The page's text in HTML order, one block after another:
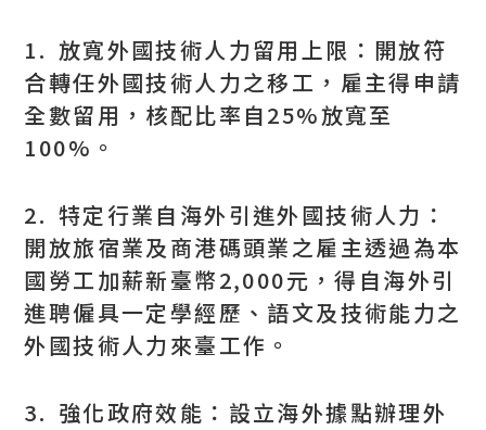
1. 放寬外國技術人力留用上限：開放符
合轉任外國技術人力之移工，雇主得申請
全數留用，核配比率自25%放寬至
100%。
2. 特定行業自海外引進外國技術人力：
開放旅宿業及商港碼頭業之雇主透過為本
國勞工加薪新臺幣2,000元，得自海外引
進聘僱具一定學經歷、語文及技術能力之
外國技術人力來臺工作。
3. 強化政府效能：設立海外據點辦理外